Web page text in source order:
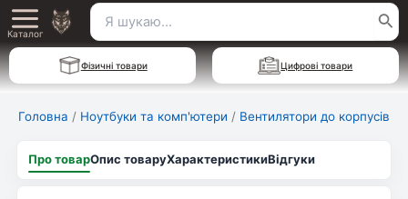
Перейти
до
вмісту
Main
Menu
Каталог
Пошук
для:
Фізичні товари Цифрові товари
Головна / Ноутбуки та комп'ютери / Вентилятори до корпусів
Про товарОпис товаруХарактеристикиВідгуки